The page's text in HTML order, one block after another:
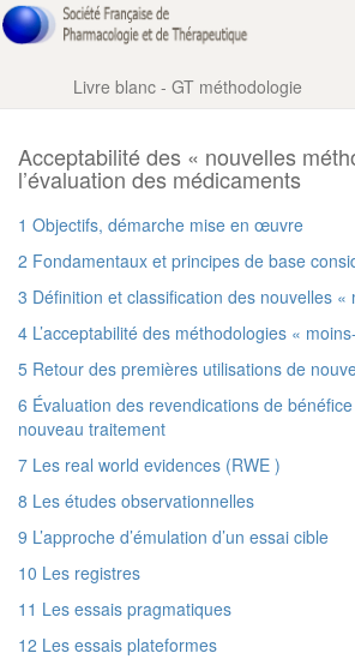
Livre blanc - GT méthodologie
Acceptabilité des « nouvelles
l’évaluation des médicaments
1 Objectifs, démarche mise en œuvre
2 Fondamentaux et principes de base
3 Définition et classification des nouvelles «
4 L’acceptabilité des méthodologies «
5 Retour des premières utilisations de
6 Évaluation des revendications de bénéfice
nouveau traitement
7 Les real world evidences (RWE )
8 Les études observationnelles
9 L’approche d’émulation d’un essai cible
10 Les registres
11 Les essais pragmatiques
12 Les essais plateformes